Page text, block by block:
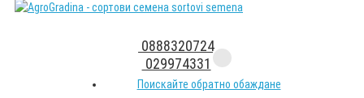
0888320724
029974331
Поискайте обратно обаждане